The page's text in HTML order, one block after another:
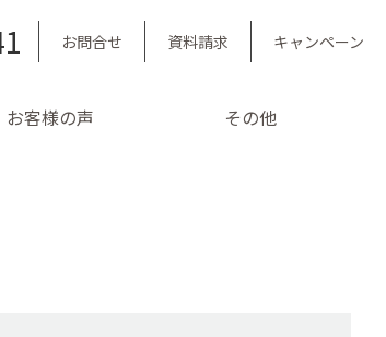
お問合せ 資料請求 キャンペーン
お客様の声 その他